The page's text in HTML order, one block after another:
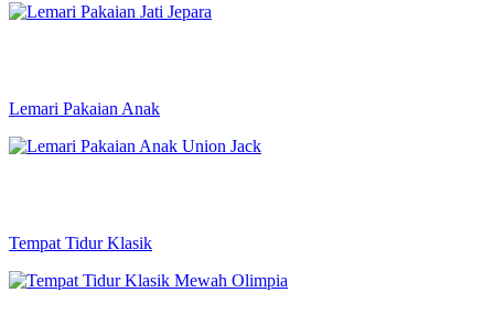
Lemari Pakaian Anak
Tempat Tidur Klasik